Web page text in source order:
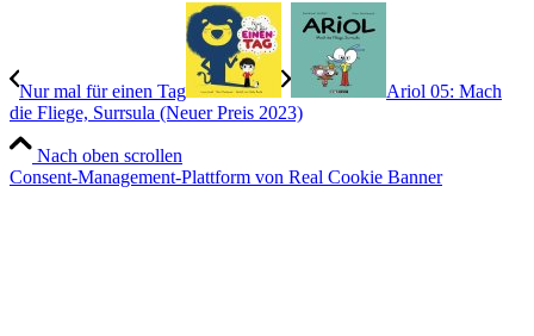
Nur mal für einen Tag
Ariol 05: Mach
die Fliege, Surrsula (Neuer Preis 2023)
Nach oben scrollen
Consent-Management-Plattform von Real Cookie Banner